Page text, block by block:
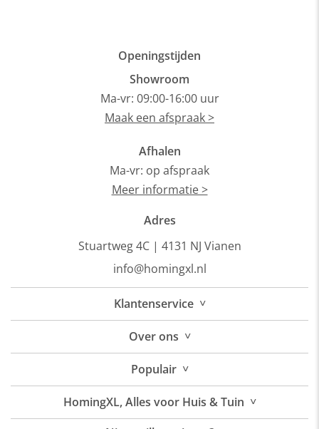
Openingstijden
Showroom
Ma-vr: 09:00-16:00 uur
Maak een afspraak >
Afhalen
Ma-vr: op afspraak
Meer informatie >
Adres
Stuartweg 4C | 4131 NJ Vianen
info@homingxl.nl
Klantenservice ˅
Overons ˅
Populair ˅
HomingXL, Alles voor Huis & Tuin ˅